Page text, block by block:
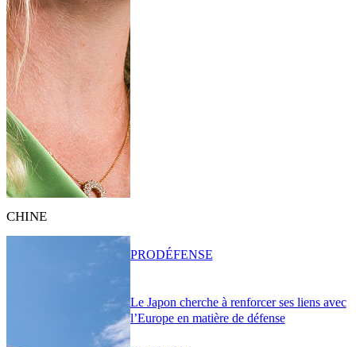
CHINE
Le Japon cherche à renforcer ses liens avec
l’Europe en matière de défense
PRODÉFENSE